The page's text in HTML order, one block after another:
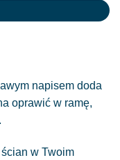
napisem doda
oprawić w ramę,
w Twoim